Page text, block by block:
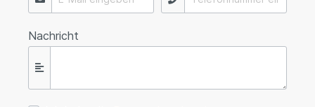
Nachricht